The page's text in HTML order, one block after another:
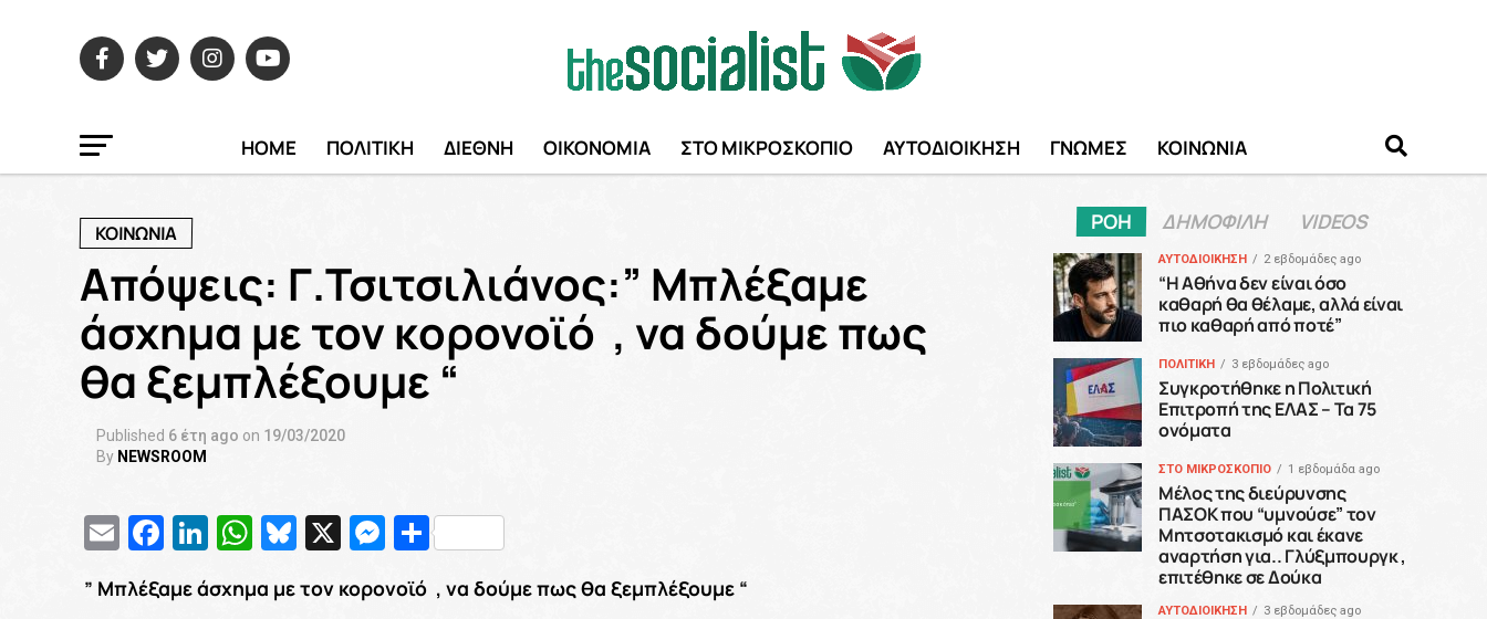
HOME ΠΟΛΙΤΙΚΗ ΔΙΕΘΝΗ ΟΙΚΟΝΟΜΙΑ ΣΤΟ ΜΙΚΡΟΣΚΟΠΙΟ ΑΥΤΟΔΙΟΙΚΗΣΗ ΓΝΩΜΕΣ ΚΟΙΝΩΝΙΑ
ΚΟΙΝΩΝΙΑ
Aπόψεις: Γ.Τσιτσιλιάνος:” Μπλέξαμε
άσχημα με τον κορονοϊό , να δούμε πως
θα ξεμπλέξουμε “
Published 6 έτη ago on 19/03/2020
By NEWSROOM
EmailFacebook
LinkedIn
WhatsApp
Bluesky
X Messenger
Μοιραστείτε
” Μπλέξαμε άσχημα με τον κορονοϊό , να δούμε πως θα ξεμπλέξουμε “
ΡΟΗ ΔΗΜΟΦΙΛΗ VIDEOS
ΑΥΤΟΔΙΟΙΚΗΣΗ 2 εβδομάδες ago
“H Αθήνα δεν είναι όσο
καθαρή θα θέλαμε, αλλά είναι
πιο καθαρή από ποτέ”
ΠΟΛΙΤΙΚΗ 3 εβδομάδες ago
Συγκροτήθηκε η Πολιτική
Επιτροπή της ΕΛΑΣ – Τα 75
ονόματα
ΣΤΟ ΜΙΚΡΟΣΚΟΠΙΟ 1 εβδομάδα ago
Μέλος της διεύρυνσης
ΠΑΣΟΚ που “υμνούσε” τον
Μητσοτακισμό και έκανε
αναρτήση για.. Γλύξμπουργκ ,
επιτέθηκε σε Δούκα
ΑΥΤΟΔΙΟΙΚΗΣΗ 3 εβδομάδες ago